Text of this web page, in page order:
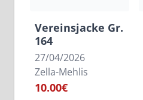
Vereinsjacke Gr.
164
27/04/2026
Zella-Mehlis
10.00€